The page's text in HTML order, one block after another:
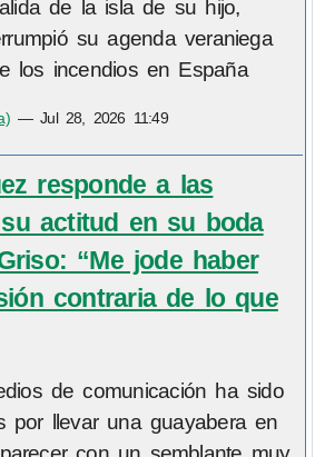
de la isla de su hijo,
su agenda veraniega
los incendios en España
—Jul 28, 2026 11:49
responde a las
actitud en su boda
“Me jode haber
contraria de lo que
de comunicación ha sido
por llevar una guayabera en